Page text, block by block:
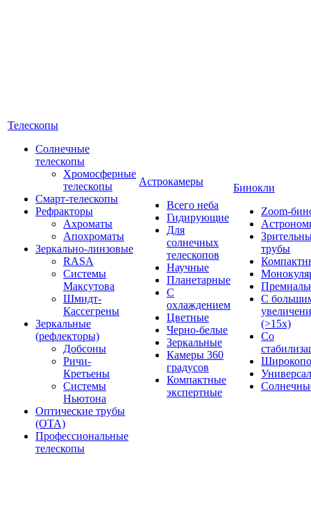
Телескопы
Солнечные
телескопы
Хромосферные
телескопы
Смарт-телескопы
Рефракторы
Ахроматы
Апохроматы
Зеркально-линзовые
RASA
Системы
Максутова
Шмидт-
Кассегрены
Зеркальные
(рефлекторы)
Добсоны
Ричи-
Кретьены
Системы
Ньютона
Оптические трубы
(OTA)
Профессиональные
телескопы
Астрокамеры
Всего неба
Гидирующие
Для
солнечных
телескопов
Научные
Планетарные
С
охлаждением
Цветные
Черно-белые
Зеркальные
Камеры 360
градусов
Компактные
экспертные
Бинокли
Zoom-
трубы
С
(>15x)
Со